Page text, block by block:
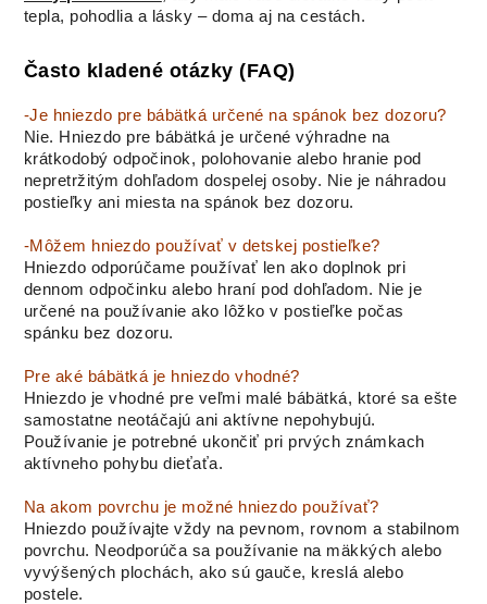
tepla, pohodlia a lásky – doma aj na cestách.
Často kladené otázky (FAQ)
-Je hniezdo pre bábätká určené na spánok bez dozoru?
Nie. Hniezdo pre bábätká je určené výhradne na
krátkodobý odpočinok, polohovanie alebo hranie pod
nepretržitým dohľadom dospelej osoby. Nie je náhradou
postieľky ani miesta na spánok bez dozoru.
-Môžem hniezdo používať v detskej postieľke?
Hniezdo odporúčame používať len ako doplnok pri
dennom odpočinku alebo hraní pod dohľadom. Nie je
určené na používanie ako lôžko v postieľke počas
spánku bez dozoru.
Pre aké bábätká je hniezdo vhodné?
Hniezdo je vhodné pre veľmi malé bábätká, ktoré sa ešte
samostatne neotáčajú ani aktívne nepohybujú.
Používanie je potrebné ukončiť pri prvých známkach
aktívneho pohybu dieťaťa.
Na akom povrchu je možné hniezdo používať?
Hniezdo používajte vždy na pevnom, rovnom a stabilnom
povrchu. Neodporúča sa používanie na mäkkých alebo
vyvýšených plochách, ako sú gauče, kreslá alebo
postele.